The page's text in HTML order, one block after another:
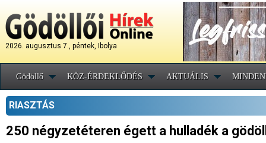
2026. augusztus 7., péntek, Ibolya
Gödöllő KÖZ-ÉRDEKLŐDÉS AKTUÁLIS
RIASZTÁS
250 négyzetéteren égett a hulladék a